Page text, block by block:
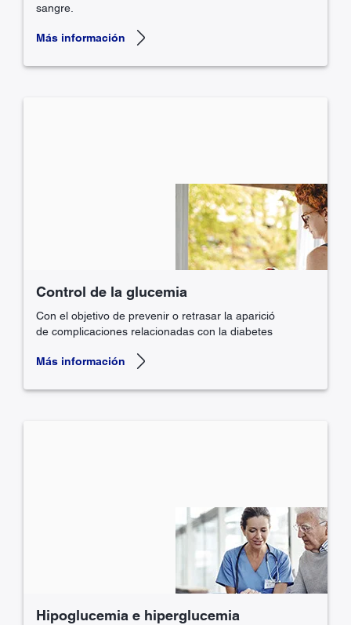
sangre.
Más información
Control de la glucemia
Con el objetivo de prevenir o retrasar la aparició
de complicaciones relacionadas con la diabetes
Más información
Hipoglucemia e hiperglucemia